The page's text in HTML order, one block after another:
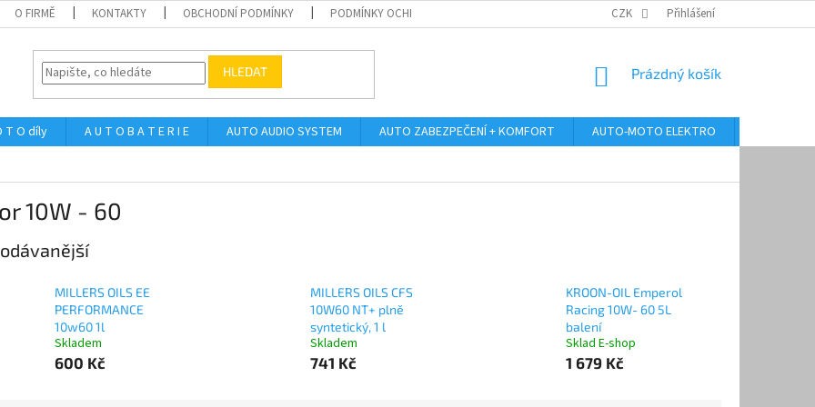
O FIRMĚ KONTAKTY OBCHODNÍ PODMÍNKY PODMÍNKY OCHRANY OSOBNÍCH ÚDAJŮ ODSTOUPENÍ OD KUPNÍ SMLOUVY
CZK Přihlášení
HLEDAT
NÁKUPNÍ
Prázdný košík
T O díly A U T O B A T E R I E AUTO AUDIO SYSTEM AUTO ZABEZPEČENÍ + KOMFORT AUTO-MOTO ELEKTRO
10W - 60
MILLERS OILS EE
PERFORMANCE
10w60 1l
Skladem
600 Kč
MILLERS OILS CFS
10W60 NT+ plně
syntetický, 1 l
Skladem
741 Kč
KROON-OIL Emperol
Racing 10W- 60 5L
balení
Sklad E-shop
1 679 Kč